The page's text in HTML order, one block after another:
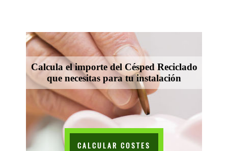
Calcula el importe del Césped Reciclado
que necesitas para tu instalación
CALCULAR COSTES